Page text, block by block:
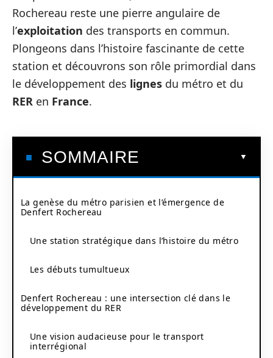
Rochereau reste une pierre angulaire de
l’exploitation des transports en commun.
Plongeons dans l’histoire fascinante de cette
station et découvrons son rôle primordial dans
le développement des lignes du métro et du
RER en France.
SOMMAIRE
La genèse du métro parisien et l’émergence de
Denfert Rochereau
Une station stratégique dans l’histoire du métro
Les débuts tumultueux
Denfert Rochereau : une intersection clé dans le
développement du RER
Une vision audacieuse pour le transport
interrégional